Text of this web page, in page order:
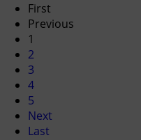
First
Previous
1
2
3
4
5
Next
Last